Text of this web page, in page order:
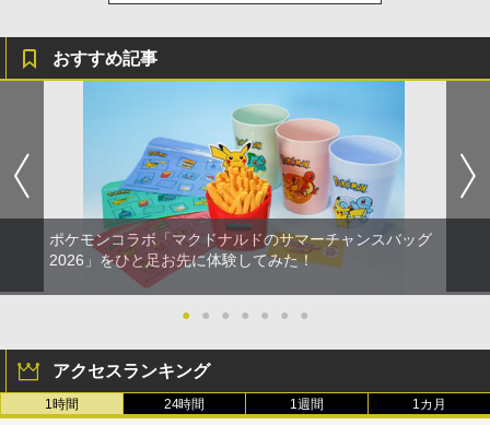
おすすめ記事
ポケモンコラボ「マクドナルドのサマーチャンスバッグ
2026」をひと足お先に体験してみた！
● ● ● ● ● ● ●
アクセスランキング
1時間 24時間 1週間 1カ月